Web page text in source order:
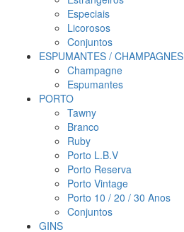
Especiais
Licorosos
Conjuntos
ESPUMANTES / CHAMPAGNES
Champagne
Espumantes
PORTO
Tawny
Branco
Ruby
Porto L.B.V
Porto Reserva
Porto Vintage
Porto 10 / 20 / 30 Anos
Conjuntos
GINS